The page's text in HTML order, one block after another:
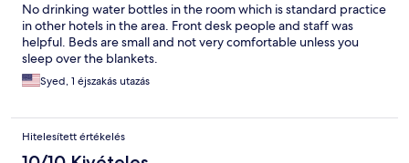
No drinking water bottles in the room which is standard practice
in other hotels in the area. Front desk people and staff was
helpful. Beds are small and not very comfortable unless you
sleep over the blankets.
Syed, 1 éjszakás utazás
Hitelesített értékelés